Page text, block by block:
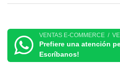
VENTAS E-COMMERCE /
Prefiere una atención
Escríbanos!